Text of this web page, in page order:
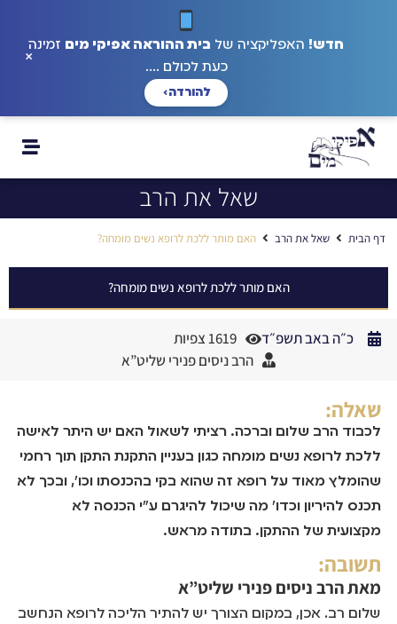
חדש! האפליקציה של בית ההוראה אפיקי מים זמינה
כעת לכולם ....
להורדה›
×
שאל את הרב
דף הבית שאל את הרב האם מותר ללכת לרופא נשים מומחה?
האם מותר ללכת לרופא נשים מומחה?
כ״ה באב תשפ״ד
1619 צפיות
הרב ניסים פנירי שליט”א
שאלה:
לכבוד הרב שלום וברכה. רציתי לשאול האם יש היתר לאישה
ללכת לרופא נשים מומחה כגון בעניין התקנת התקן תוך רחמי
שהומלץ מאוד על רופא זה שהוא בקי בהכנסתו וכו', ובכך לא
תכנס להיריון וכדו' מה שיכול להיגרם ע"י הכנסה לא
מקצועית של ההתקן. בתודה מראש.
תשובה:
מאתהרב ניסים פנירי שליט”א
שלום רב. אכן, במקום הצורך יש להתיר הליכה לרופא הנחשב